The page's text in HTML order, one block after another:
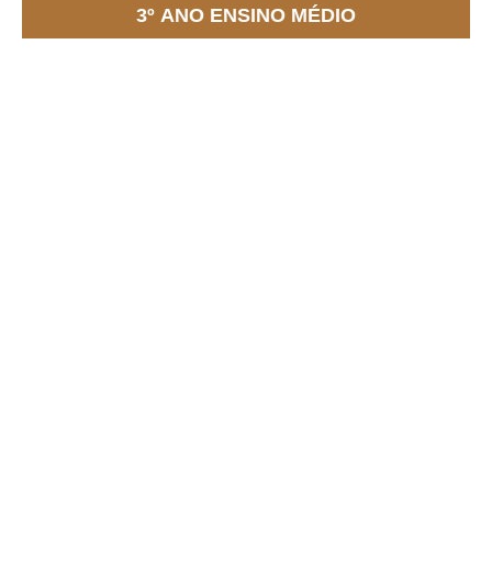
3º ANO ENSINO MÉDIO